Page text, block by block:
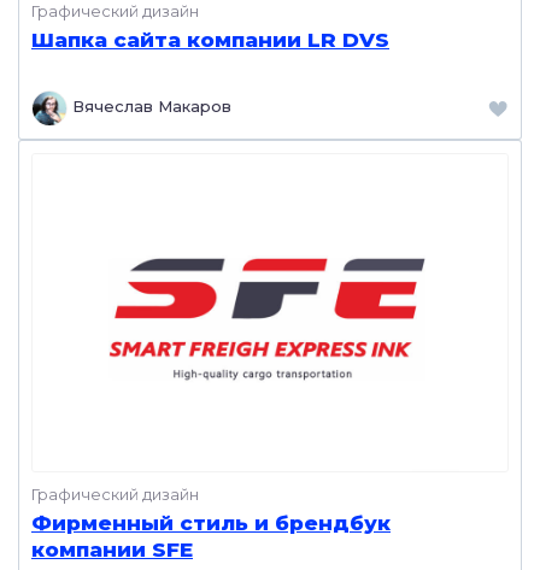
Графический дизайн
Шапка сайта компании LR DVS
Вячеслав Макаров
Графический дизайн
Фирменный стиль и брендбук
компании SFE